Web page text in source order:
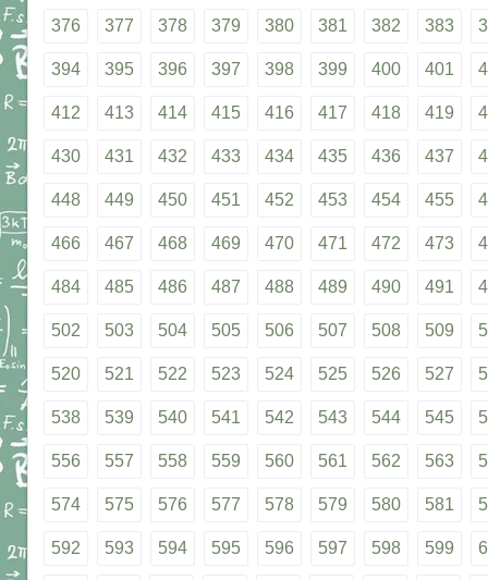
376 377 378 379 380 381 382 383
394 395 396 397 398 399 400 401
412 413 414 415 416 417 418 419
430 431 432 433 434 435 436 437
448 449 450 451 452 453 454 455
466 467 468 469 470 471 472 473
484 485 486 487 488 489 490 491
502 503 504 505 506 507 508 509
520 521 522 523 524 525 526 527
538 539 540 541 542 543 544 545
556 557 558 559 560 561 562 563
574 575 576 577 578 579 580 581
592 593 594 595 596 597 598 599